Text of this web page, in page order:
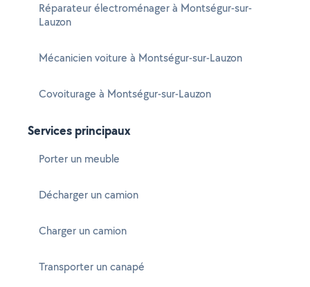
Réparateur électroménager à Montségur-sur-
Lauzon
Mécanicien voiture à Montségur-sur-Lauzon
Covoiturage à Montségur-sur-Lauzon
Services principaux
Porter un meuble
Décharger un camion
Charger un camion
Transporter un canapé